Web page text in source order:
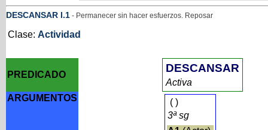
DESCANSAR I.1- Permanecer sin hacer esfuerzos. Reposar
Clase: Actividad
PREDICADO
DESCANSAR
Activa
ARGUMENTOS
()
3ª sg